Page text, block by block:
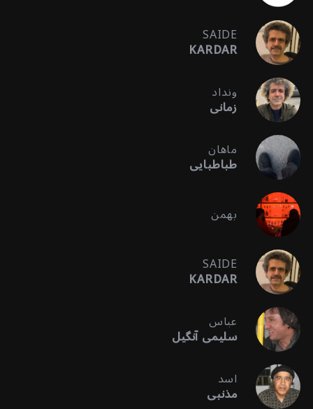
SAIDE
KARDAR
ونداد
زمانی
ماهان
طباطبایی
بهمن
SAIDE
KARDAR
عباس
سلیمی آنگیل
اسد
مذنبی